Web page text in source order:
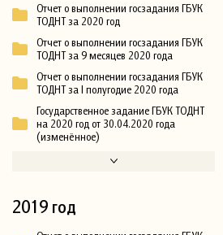
Отчет о выполнении госзадания ГБУК
ТОДНТ за 2020 год
Отчет о выполнении госзадания ГБУК
ТОДНТ за 9 месяцев 2020 года
Отчет о выполнении госзадания ГБУК
ТОДНТ за I полугодие 2020 года
Государственное задание ГБУК ТОДНТ
на 2020 год от 30.04.2020 года
(изменённое)
2019 год